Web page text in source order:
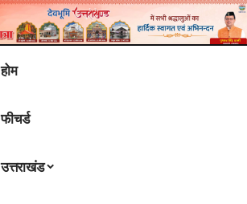
होम
फीचर्ड
उत्तराखंड